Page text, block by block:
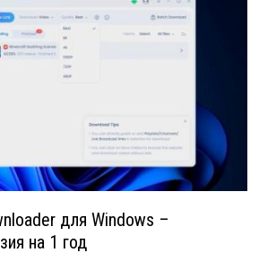
для Windows –
на 1 год